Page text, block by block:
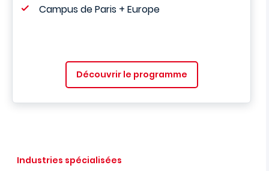
Campus de Paris + Europe
Découvrir le programme
Industries spécialisées